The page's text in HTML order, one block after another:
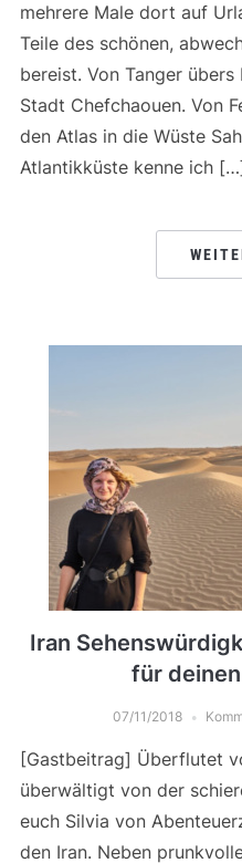
mehrere Male dort auf
Teile des schönen,
bereist. Von Tanger
Stadt Chefchaouen. Von
den Atlas in die Wüste
Atlantikküste kenne ich
Iran
für
07/11/2018
[Gastbeitrag] Überflutet
überwältigt von der
euch Silvia von
den Iran. Neben